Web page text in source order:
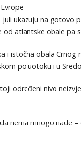
ukazuju na gotovo
atlantske obale pa
i istočna obala
poluotoku i u
određeni nivo
nema mnogo nade